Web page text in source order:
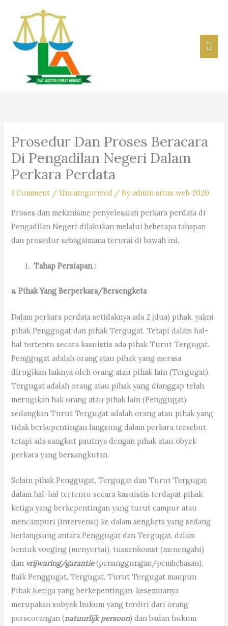
content
Prosedur Dan Proses Beracara
Di Pengadilan Negeri Dalam
Perkara Perdata
1 Comment /Uncategorized / Byadmin situs web 2020
Proses dan mekanisme penyelesaian perkara perdata di
Pengadilan Negeri dilakukan melalui beberapa tahapan
dan prosedur sebagaimana terurai di bawah ini.
Tahap Persiapan :
a. Pihak Yang Berperkara/Bersengketa
Dalam perkara perdata setidaknya ada 2 (dua) pihak, yakni
pihak Penggugat dan pihak Tergugat. Tetapi dalam hal-
hal tertentu secara kasuistis ada pihak Turut Tergugat.
Penggugat adalah orang atau pihak yang merasa
dirugikan haknya oleh orang atau pihak lain (Tergugat).
Tergugat adalah orang atau pihak yang dianggap telah
merugikan hak orang atau pihak lain (Penggugat),
sedangkan Turut Tergugat adalah orang atau pihak yang
tidak berkepentingan langsung dalam perkara tersebut,
tetapi ada sangkut pautnya dengan pihak atau obyek
perkara yang bersangkutan.
Selain pihak Penggugat, Tergugat dan Turut Tergugat
dalam hal-hal tertentu secara kasuistis terdapat pihak
ketiga yang berkepentingan yang turut campur atau
mencampuri (intervensi) ke dalam sengketa yang sedang
berlangsung antara Penggugat dan Tergugat, dalam
bentuk voeging (menyertai), tussenkomst (menengahi)
dan vrijwaring/garantie(penanggungan/pembebasan).
Baik Penggugat, Tergugat, Turut Tergugat maupun
Pihak Ketiga yang berkepentingan, kesemuanya
merupakan subyek hukum yang terdiri dari orang
perseorangan (natuurlijk persoon) dan badan hukum